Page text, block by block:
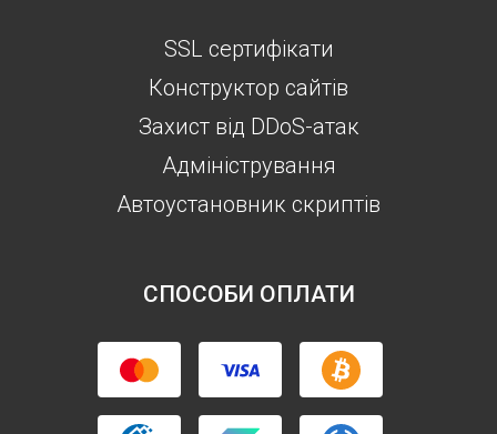
SSL сертифікати
Конструктор сайтів
Захист від DDoS-атак
Aдміністрування
Автоустановник скриптів
СПОСОБИ ОПЛАТИ